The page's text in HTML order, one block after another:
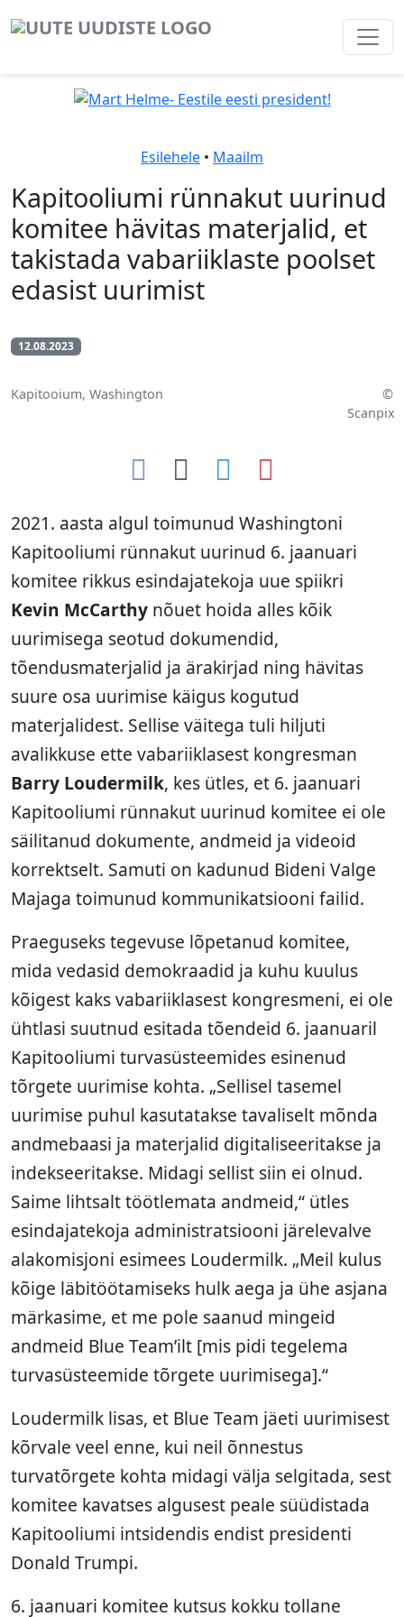
Esilehele • Maailm
Kapitooliumi rünnakut uurinud
komitee hävitas materjalid, et
takistada vabariiklaste poolset
edasist uurimist
12.08.2023
Kapitooium, Washington
©
Scanpix
2021. aasta algul toimunud Washingtoni
Kapitooliumi rünnakut uurinud 6. jaanuari
komitee rikkus esindajatekoja uue spiikri
Kevin McCarthy nõuet hoida alles kõik
uurimisega seotud dokumendid,
tõendusmaterjalid ja ärakirjad ning hävitas
suure osa uurimise käigus kogutud
materjalidest. Sellise väitega tuli hiljuti
avalikkuse ette vabariiklasest kongresman
Barry Loudermilk, kes ütles, et 6. jaanuari
Kapitooliumi rünnakut uurinud komitee ei ole
säilitanud dokumente, andmeid ja videoid
korrektselt. Samuti on kadunud Bideni Valge
Majaga toimunud kommunikatsiooni failid.
Praeguseks tegevuse lõpetanud komitee,
mida vedasid demokraadid ja kuhu kuulus
kõigest kaks vabariiklasest kongresmeni, ei ole
ühtlasi suutnud esitada tõendeid 6. jaanuaril
Kapitooliumi turvasüsteemides esinenud
tõrgete uurimise kohta. „Sellisel tasemel
uurimise puhul kasutatakse tavaliselt mõnda
andmebaasi ja materjalid digitaliseeritakse ja
indekseeritakse. Midagi sellist siin ei olnud.
Saime lihtsalt töötlemata andmeid,“ ütles
esindajatekoja administratsiooni järelevalve
alakomisjoni esimees Loudermilk. „Meil kulus
kõige läbitöötamiseks hulk aega ja ühe asjana
märkasime, et me pole saanud mingeid
andmeid Blue Team’ilt [mis pidi tegelema
turvasüsteemide tõrgete uurimisega].“
Loudermilk lisas, et Blue Team jäeti uurimisest
kõrvale veel enne, kui neil õnnestus
turvatõrgete kohta midagi välja selgitada, sest
komitee kavatses algusest peale süüdistada
Kapitooliumi intsidendis endist presidenti
Donald Trumpi.
6. jaanuari komitee kutsus kokku tollane